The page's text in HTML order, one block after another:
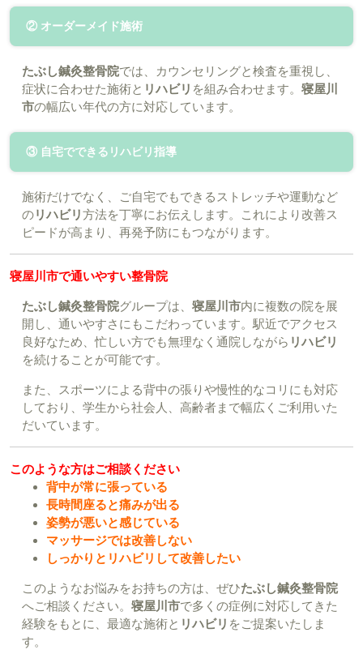
② オーダーメイド施術
たぶし鍼灸整骨院では、カウンセリングと検査を重視し、
症状に合わせた施術と リハビリ を組み合わせます。 寝屋川
市の幅広い年代の方に対応しています。
③ 自宅でできるリハビリ指導
施術だけでなく、ご自宅でもできるストレッチや運動など
のリハビリ方法を丁寧にお伝えします。これにより改善ス
ピードが高まり、再発予防にもつながります。
寝屋川市で通いやすい整骨院
たぶし鍼灸整骨院グループは、 寝屋川市内に複数の院を展
開し、通いやすさにもこだわっています。駅近でアクセス
良好なため、忙しい方でも無理なく通院しながら リハビリ
を続けることが可能です。
また、スポーツによる背中の張りや慢性的なコリにも対応
しており、学生から社会人、高齢者まで幅広くご利用いた
だいています。
このような方はご相談ください
背中が常に張っている
長時間座ると痛みが出る
姿勢が悪いと感じている
マッサージでは改善しない
しっかりとリハビリして改善したい
このようなお悩みをお持ちの方は、ぜひたぶし鍼灸整骨院
へご相談ください。 寝屋川市で多くの症例に対応してきた
経験をもとに、最適な施術と リハビリ をご提案いたしま
す。